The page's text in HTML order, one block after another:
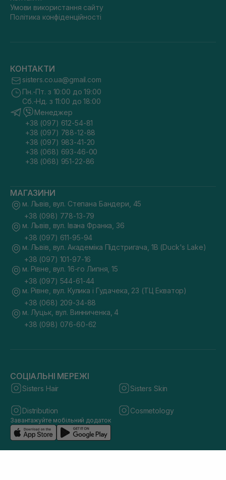
Умови використання сайту
Політика конфіденційності
КОНТАКТИ
sisters.co.ua@gmail.com
Пн.-Пт. з 10:00 до 19:00
Сб.-Нд. з 11:00 до 18:00
Менеджер
+38 (097) 612-54-81
+38 (097) 788-12-88
+38 (097) 983-41-20
+38 (068) 693-46-00
+38 (068) 951-22-86
МАГАЗИНИ
м. Львів, вул. Степана Бандери, 45
+38 (098) 778-13-79
м. Львів, вул. Івана Франка, 36
+38 (097) 611-95-94
м. Львів, вул. Академіка Підстригача, 1В (Duck's Lake)
+38 (097) 101-97-16
м. Рівне, вул. 16-го Липня, 15
+38 (097) 544-61-44
м. Рівне, вул. Кулика і Гудачека, 23 (ТЦ Екватор)
+38 (068) 209-34-88
м. Луцьк, вул. Винниченка, 4
+38 (098) 076-60-62
СОЦІАЛЬНІ МЕРЕЖІ
Sisters Hair Sisters Skin
Distribution Cosmetology
Завантажуйте мобільний додаток